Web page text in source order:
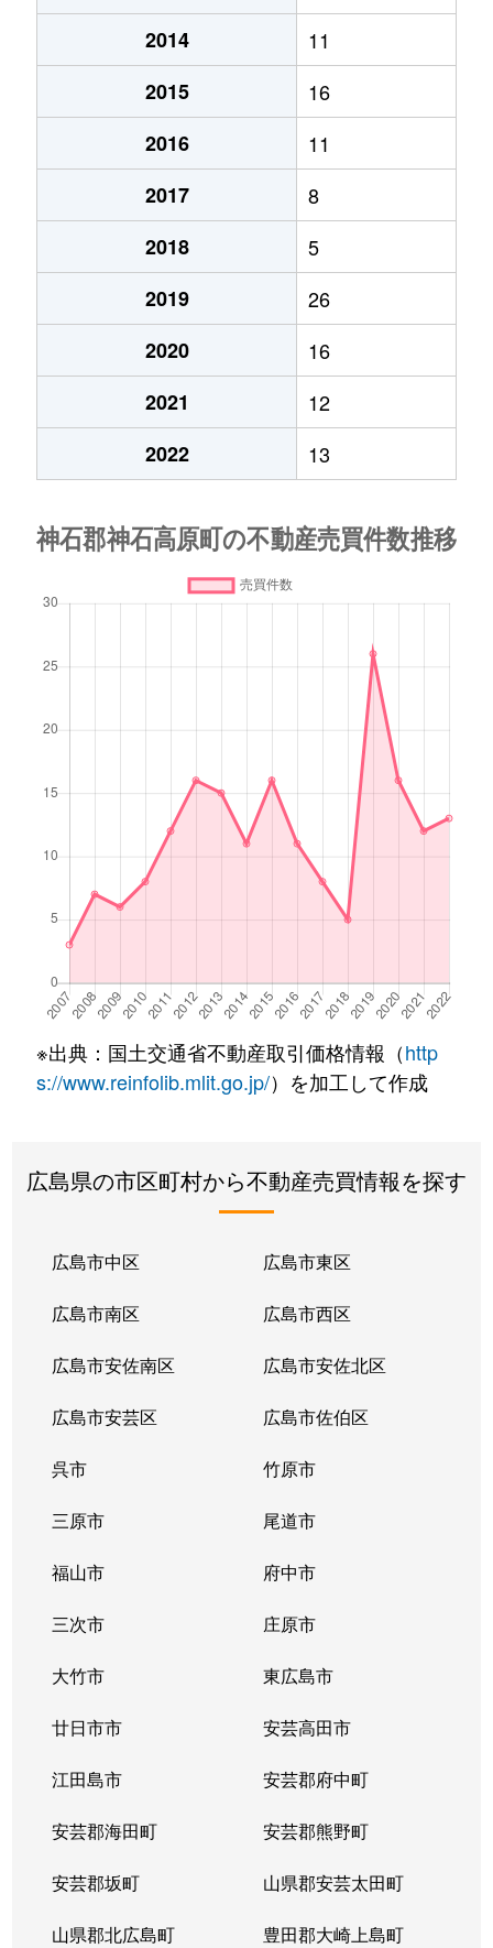
2014
11
2015
16
2016
11
2017
8
2018
5
2019
26
2020
16
2021
12
2022
13
※出典：国土交通省不動産取引価格情報（http
s://www.reinfolib.mlit.go.jp/）を加工して作成
広島県の市区町村から不動産売買情報を探す
広島市中区 広島市東区
広島市南区 広島市西区
広島市安佐南区 広島市安佐北区
広島市安芸区 広島市佐伯区
呉市 竹原市
三原市 尾道市
福山市 府中市
三次市 庄原市
大竹市 東広島市
廿日市市 安芸高田市
江田島市 安芸郡府中町
安芸郡海田町 安芸郡熊野町
安芸郡坂町 山県郡安芸太田町
山県郡北広島町 豊田郡大崎上島町